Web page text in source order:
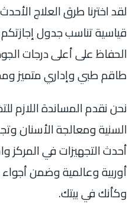
لقد اخترنا طرق العلاج
قياسية تناسب جدول
الحفاظ على أعلى درجات
طاقم طبي وإداري متميز
نحن نقدم المساندة اللازم
السنية ومعالجة الأسنان
أحدث التجهيزات في المركز
أوربية وعالمية وضمن
وكأنك في بيتك.